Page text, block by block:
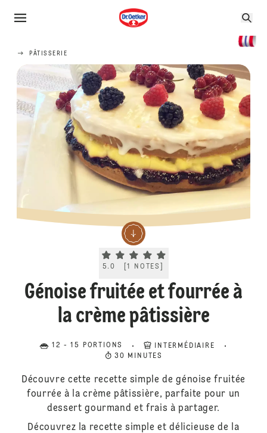
PÂTISSERIE
Current rating 5.0. Click to rate.
5.0 [1 NOTES
Génoise fruitée et fourrée à
la crème pâtissière
12 - 15 PORTIONS
INTERMÉDIAIRE
30 MINUTES
Découvre cette recette simple de génoise fruitée
fourrée à la crème pâtissière, parfaite pour un
dessert gourmand et frais à partager.
Découvrez la recette simple et délicieuse de la